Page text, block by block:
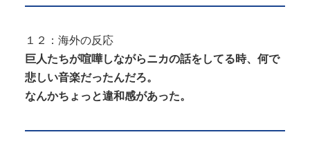
１２：海外の反応
巨人たちが喧嘩しながらニカの話をしてる時、何で
悲しい音楽だったんだろ。
なんかちょっと違和感があった。